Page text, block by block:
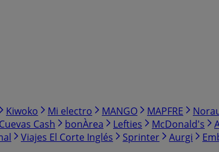
Kiwoko Mi electro MANGO MAPFRE
Cuevas Cash bonÀrea Lefties McDonald's
Viajes El Corte Inglés Sprinter Aurgi